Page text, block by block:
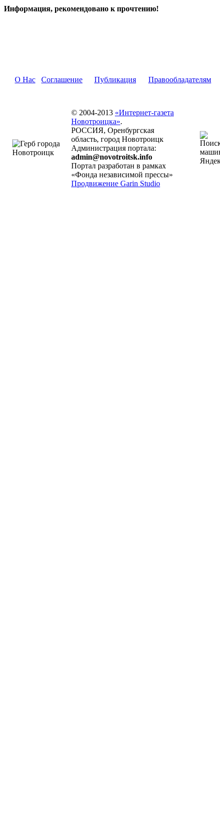
Информация, рекомендовано к прочтению!
О Нас Соглашение Публикация Правообладателям
© 2004-2013 «Интернет-газета
Новотроицка».
РОССИЯ, Оренбургская
область, город Новотроицк
Администрация портала:
admin@novotroitsk.info
Портал разработан в рамках
«Фонда независимой прессы»
Продвижение Garin Studio